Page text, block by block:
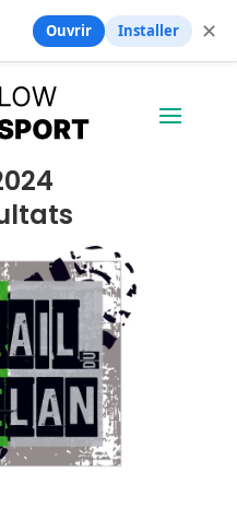
Ouvrir Installer ✕